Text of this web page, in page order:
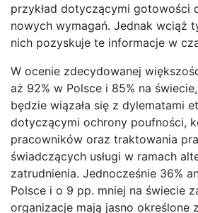
przykład dotyczącymi gotowości
nowych wymagań. Jednak wciąż
nich pozyskuje te informacje w
W ocenie zdecydowanej
aż 92% w Polsce i 85% na
będzie wiązała się z dylematami
dotyczącymi ochrony poufności,
pracowników oraz traktowania
świadczących usługi w ramach
zatrudnienia. Jednocześnie 36%
Polsce i o 9 pp. mniej na świecie
organizacje mają jasno określone